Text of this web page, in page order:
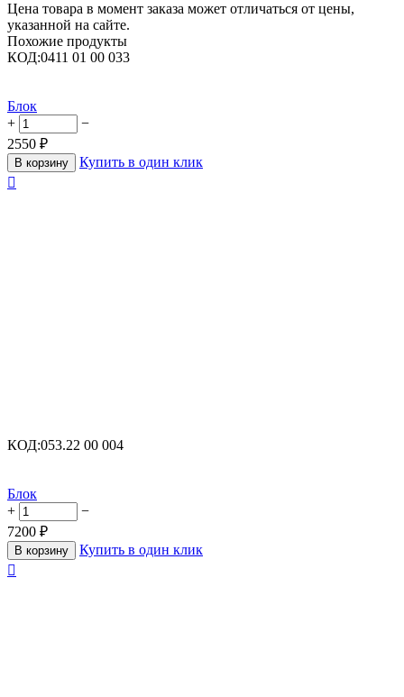
Цена товара в момент заказа может отличаться от цены,
указанной на сайте.
Похожие продукты
КОД:0411 01 00 033
Блок
+
−
2550 ₽
В корзину
Купить в один клик

КОД:053.22 00 004
Блок
+
−
7200 ₽
В корзину
Купить в один клик
